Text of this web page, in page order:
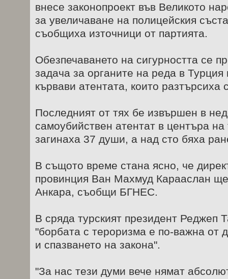
внесе законопроект във Великото
за увеличаване на полицейския
съобщиха източници от партията.
Обезпечаването на сигурността се
задача за органите на реда в
кървави атентата, които разтърсиха
Последният от тях бе извършен в
самоубийствен атентат в центъра на
загинаха 37 души, а над сто бяха
В същото време стана ясно, че
провинция Ван Махмуд Карааслан
Анкара, съобщи БГНЕС.
В сряда турският президент Реджеп
"борбата с тероризма е по-важна от
и спазването на закона".
"За нас тези думи вече нямат